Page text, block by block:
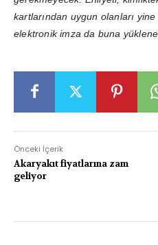
kartlarından uygun olanları
elektronik imza da buna
Önceki İçerik
Akaryakıt fiyatlarına zam
geliyor